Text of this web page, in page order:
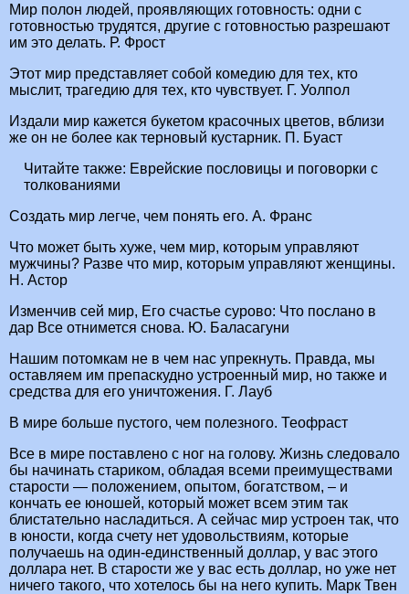
Мир полон людей, проявляющих готовность: одни с
готовностью трудятся, другие с готовностью разрешают
им это делать. Р. Фрост
Этот мир представляет собой комедию для тех, кто
мыслит, трагедию для тех, кто чувствует. Г. Уолпол
Издали мир кажется букетом красочных цветов, вблизи
же он не более как терновый кустарник. П. Буаст
Читайте также: Еврейские пословицы и поговорки с
толкованиями
Создать мир легче, чем понять его. А. Франс
Что может быть хуже, чем мир, которым управляют
мужчины? Разве что мир, которым управляют женщины.
Н. Астор
Изменчив сей мир, Его счастье сурово: Что послано в
дар Все отнимется снова. Ю. Баласагуни
Нашим потомкам не в чем нас упрекнуть. Правда, мы
оставляем им препаскудно устроенный мир, но также и
средства для его уничтожения. Г. Лауб
В мире больше пустого, чем полезного. Теофраст
Все в мире поставлено с ног на голову. Жизнь следовало
бы начинать стариком, обладая всеми преимуществами
старости — положением, опытом, богатством, – и
кончать ее юношей, который может всем этим так
блистательно насладиться. А сейчас мир устроен так, что
в юности, когда счету нет удовольствиям, которые
получаешь на один-единственный доллар, у вас этого
доллара нет. В старости же у вас есть доллар, но уже нет
ничего такого, что хотелось бы на него купить. Марк Твен